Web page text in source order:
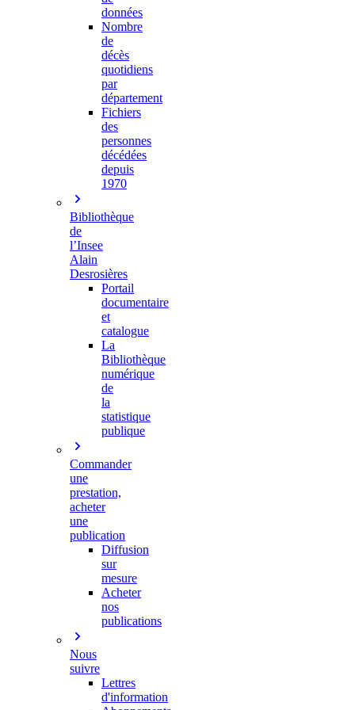
données
Nombre
de
décès
quotidiens
par
département
Fichiers
des
personnes
décédées
depuis
1970
Bibliothèque
de
l’Insee
Alain
Desrosières
Portail
documentaire
et
catalogue
La
Bibliothèque
numérique
de
la
statistique
publique
Commander
une
prestation,
acheter
une
publication
Diffusion
sur
mesure
Acheter
nos
publications
Nous
suivre
Lettres
d'information